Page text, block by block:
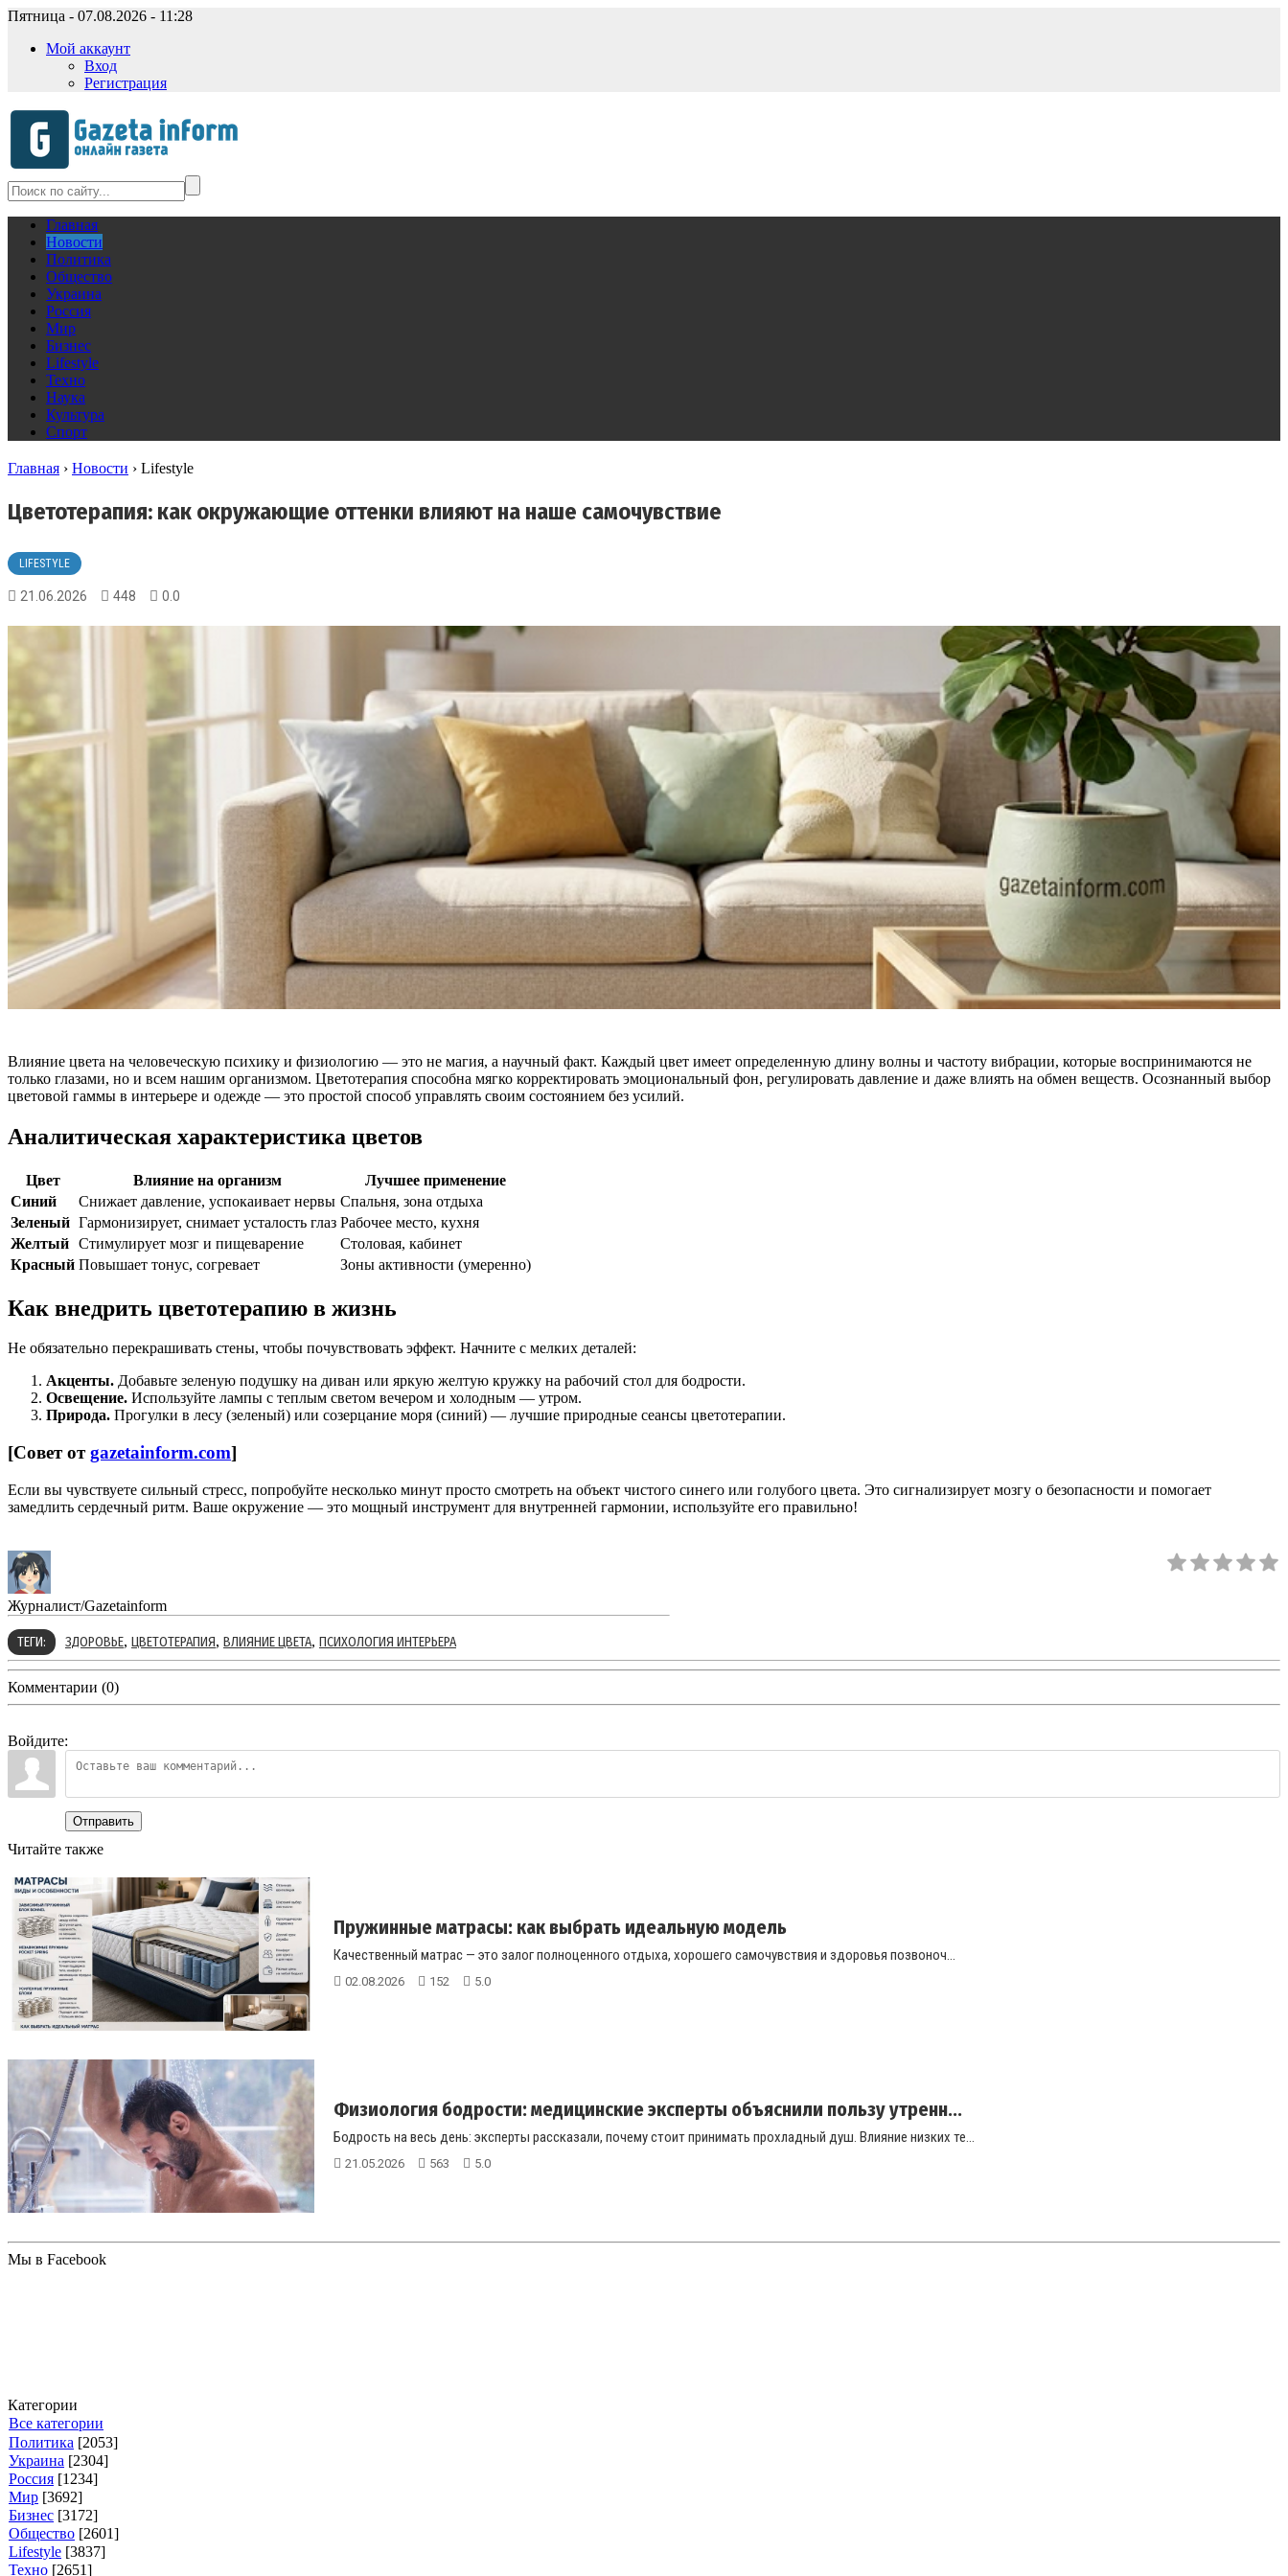
Пятница - 07.08.2026 - 11:28
Мой аккаунт
Вход
Регистрация
Главная
Новости
Политика
Общество
Украина
Россия
Мир
Бизнес
Lifestyle
Техно
Наука
Культура
Спорт
Главная › Новости › Lifestyle
Цветотерапия: как окружающие оттенки влияют на наше самочувствие
LIFESTYLE
21.06.2026 448 0.0
Влияние цвета на человеческую психику и физиологию — это не магия, а научный факт. Каждый цвет имеет определенную длину волны и частоту вибрации, которые воспринимаются не
только глазами, но и всем нашим организмом. Цветотерапия способна мягко корректировать эмоциональный фон, регулировать давление и даже влиять на обмен веществ. Осознанный выбор
цветовой гаммы в интерьере и одежде — это простой способ управлять своим состоянием без усилий.
Аналитическая характеристика цветов
Цвет Влияние на организм
Лучшее применение
Синий
Снижает давление, успокаивает нервы Спальня, зона отдыха
Зеленый Гармонизирует, снимает усталость глаз Рабочее место, кухня
Желтый Стимулирует мозг и пищеварение
Столовая, кабинет
Красный Повышает тонус, согревает Зоны активности (умеренно)
Как внедрить цветотерапию в жизнь
Не обязательно перекрашивать стены, чтобы почувствовать эффект. Начните с мелких деталей:
Акценты. Добавьте зеленую подушку на диван или яркую желтую кружку на рабочий стол для бодрости.
Освещение. Используйте лампы с теплым светом вечером и холодным — утром.
Природа. Прогулки в лесу (зеленый) или созерцание моря (синий) — лучшие природные сеансы цветотерапии.
[Совет отgazetainform.com]
Если вы чувствуете сильный стресс, попробуйте несколько минут просто смотреть на объект чистого синего или голубого цвета. Это сигнализирует мозгу о безопасности и помогает
замедлить сердечный ритм. Ваше окружение — это мощный инструмент для внутренней гармонии, используйте его правильно!
Журналист/Gazetainform
ТЕГИ: ЗДОРОВЬЕ, ЦВЕТОТЕРАПИЯ, ВЛИЯНИЕ ЦВЕТА, ПСИХОЛОГИЯ ИНТЕРЬЕРА
Комментарии (0)
Войдите:
Отправить
Читайте также
Пружинные матрасы: как выбрать идеальную модель
Качественный матрас — это залог полноценного отдыха, хорошего самочувствия и здоровья позвоноч...
02.08.2026 152 5.0
Физиология бодрости: медицинские эксперты объяснили пользу утренн...
Бодрость на весь день: эксперты рассказали, почему стоит принимать прохладный душ. Влияние низких те...
21.05.2026 563 5.0
Мы в Facebook
Категории
Все категории
Политика [2053]
Украина [2304]
Россия [1234]
Мир [3692]
Бизнес [3172]
Общество [2601]
Lifestyle [3837]
Техно [2651]